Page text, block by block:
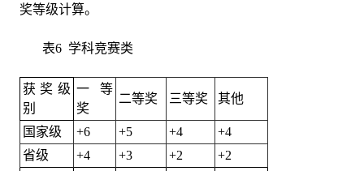
奖等级计算。
表6 学科竞赛类
获奖级
别
一等
奖
二等奖 三等奖 其他
国家级 +6 +5 +4
+4
省级
+4 +3 +2
+2